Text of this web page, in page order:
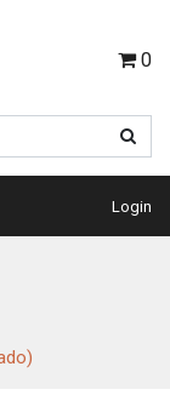
0
Login